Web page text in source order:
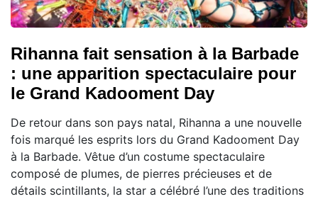
Rihanna fait sensation à la Barbade
: une apparition spectaculaire pour
le Grand Kadooment Day
De retour dans son pays natal, Rihanna a une nouvelle
fois marqué les esprits lors du Grand Kadooment Day
à la Barbade. Vêtue d’un costume spectaculaire
composé de plumes, de pierres précieuses et de
détails scintillants, la star a célébré l’une des traditions